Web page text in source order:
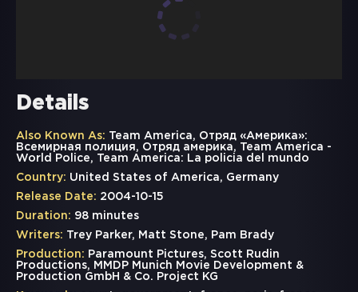
Details
Also Known As: Team America, Отряд «Америка»:
Всемирная полиция, Отряд америка, Team America -
World Police, Team America: La policia del mundo
Country: United States of America, Germany
Release Date: 2004-10-15
Duration: 98 minutes
Writers: Trey Parker, Matt Stone, Pam Brady
Production: Paramount Pictures, Scott Rudin
Productions, MMDP Munich Movie Development &
Production GmbH & Co. Project KG